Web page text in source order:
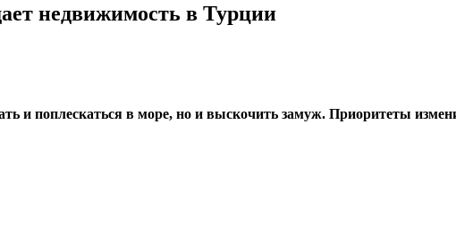
недвижимость в Турции
и поплескаться в море, но и выскочить замуж. Приоритеты